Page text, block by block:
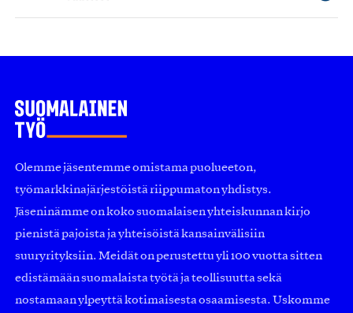
Olemme jäsentemme omistama puolueeton,
työmarkkinajärjestöistä riippumaton yhdistys.
Jäseninämme on koko suomalaisen yhteiskunnan kirjo
pienistä pajoista ja yhteisöistä kansainvälisiin
suuryrityksiin. Meidät on perustettu yli 100 vuotta sitten
edistämään suomalaista työtä ja teollisuutta sekä
nostamaan ylpeyttä kotimaisesta osaamisesta. Uskomme